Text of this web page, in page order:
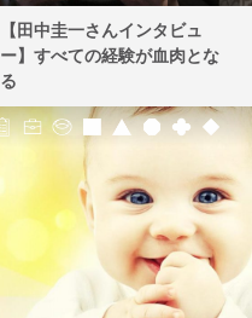
【田中圭一さんインタビュ
ー】すべての経験が血肉とな
る